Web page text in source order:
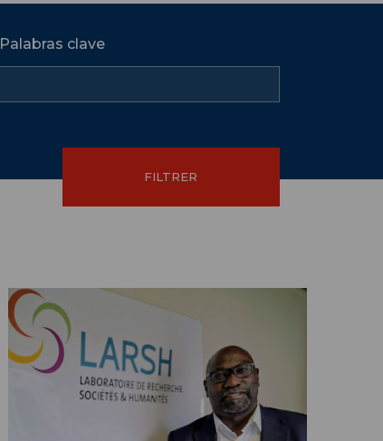
Palabras clave
Amos Fergombé, Directeur du LARSH - © UPHF